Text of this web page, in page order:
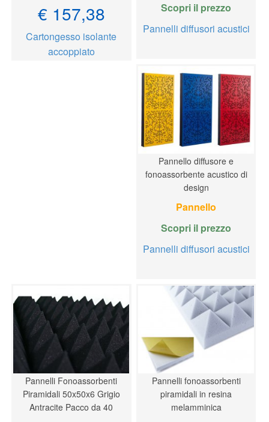
€ 157,38
Cartongesso isolante
accoppiato
Scopri il prezzo
Pannelli diffusori acustici
Pannello diffusore e
fonoassorbente acustico di
design
Pannello
Scopri il prezzo
Pannelli diffusori acustici
Pannelli Fonoassorbenti
Piramidali 50x50x6 Grigio
Antracite Pacco da 40
Pannelli fonoassorbenti
piramidali in resina
melamminica